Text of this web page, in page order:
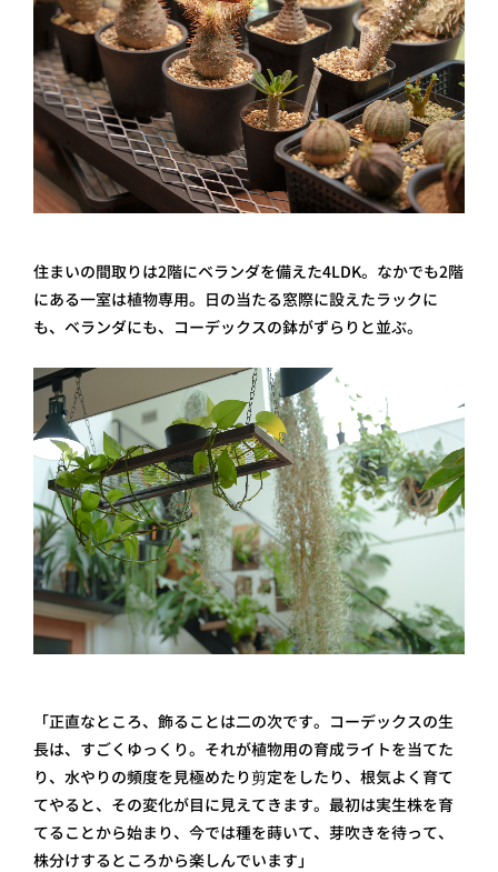
住まいの間取りは2階にベランダを備えた4LDK。なかでも2階
にある一室は植物専用。日の当たる窓際に設えたラックに
も、ベランダにも、コーデックスの鉢がずらりと並ぶ。
「正直なところ、飾ることは二の次です。コーデックスの生
長は、すごくゆっくり。それが植物用の育成ライトを当てた
り、水やりの頻度を見極めたり剪定をしたり、根気よく育て
てやると、その変化が目に見えてきます。最初は実生株を育
てることから始まり、今では種を蒔いて、芽吹きを待って、
株分けするところから楽しんでいます」